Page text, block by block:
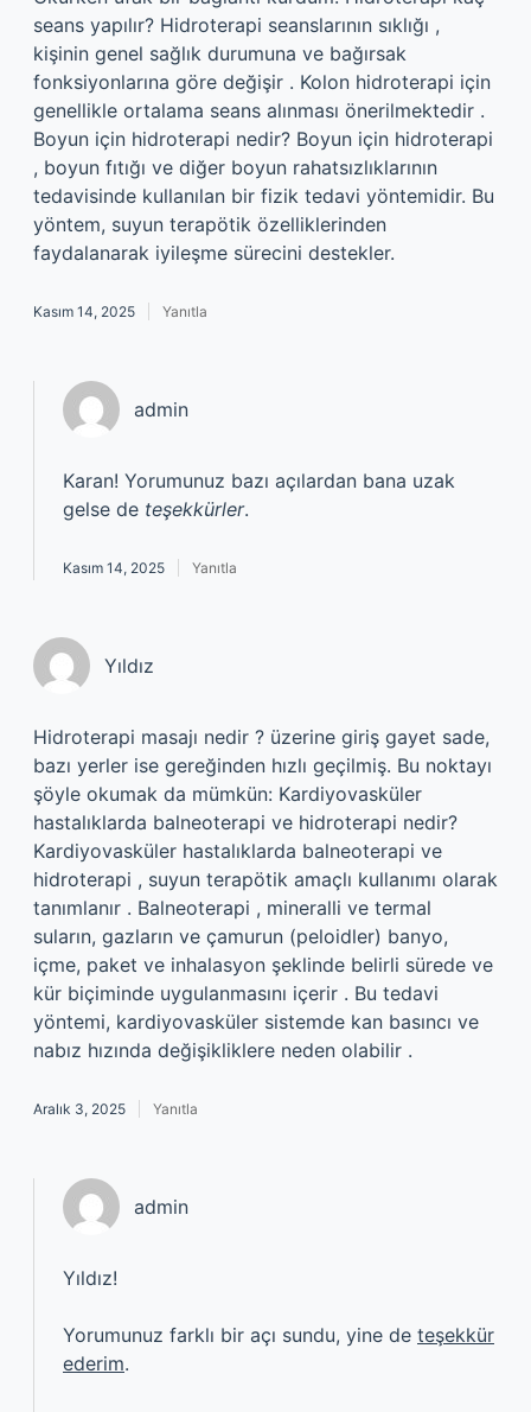
seans yapılır? Hidroterapi seanslarının sıklığı ,
kişinin genel sağlık durumuna ve bağırsak
fonksiyonlarına göre değişir . Kolon hidroterapi için
genellikle ortalama seans alınması önerilmektedir .
Boyun için hidroterapi nedir? Boyun için hidroterapi
, boyun fıtığı ve diğer boyun rahatsızlıklarının
tedavisinde kullanılan bir fizik tedavi yöntemidir. Bu
yöntem, suyun terapötik özelliklerinden
faydalanarak iyileşme sürecini destekler.
Kasım 14, 2025 Yanıtla
admin
Karan! Yorumunuz bazı açılardan bana uzak
gelse de teşekkürler.
Kasım 14, 2025 Yanıtla
Yıldız
Hidroterapi masajı nedir ? üzerine giriş gayet sade,
bazı yerler ise gereğinden hızlı geçilmiş. Bu noktayı
şöyle okumak da mümkün: Kardiyovasküler
hastalıklarda balneoterapi ve hidroterapi nedir?
Kardiyovasküler hastalıklarda balneoterapi ve
hidroterapi , suyun terapötik amaçlı kullanımı olarak
tanımlanır . Balneoterapi , mineralli ve termal
suların, gazların ve çamurun (peloidler) banyo,
içme, paket ve inhalasyon şeklinde belirli sürede ve
kür biçiminde uygulanmasını içerir . Bu tedavi
yöntemi, kardiyovasküler sistemde kan basıncı ve
nabız hızında değişikliklere neden olabilir .
Aralık 3, 2025 Yanıtla
admin
Yıldız!
Yorumunuz farklı bir açı sundu, yine de teşekkür
ederim.